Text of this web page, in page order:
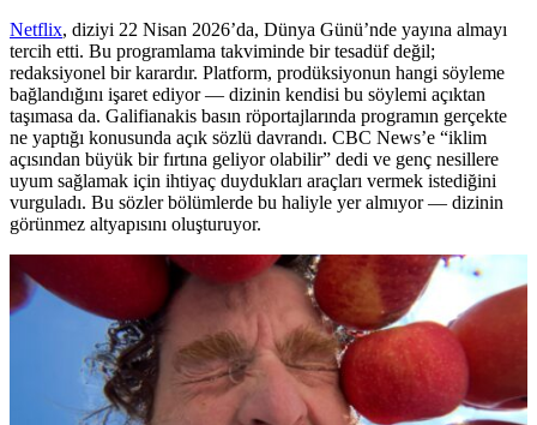
Netflix, diziyi 22 Nisan 2026’da, Dünya Günü’nde yayına almayı
tercih etti. Bu programlama takviminde bir tesadüf değil;
redaksiyonel bir karardır. Platform, prodüksiyonun hangi söyleme
bağlandığını işaret ediyor — dizinin kendisi bu söylemi açıktan
taşımasa da. Galifianakis basın röportajlarında programın gerçekte
ne yaptığı konusunda açık sözlü davrandı. CBC News’e “iklim
açısından büyük bir fırtına geliyor olabilir” dedi ve genç nesillere
uyum sağlamak için ihtiyaç duydukları araçları vermek istediğini
vurguladı. Bu sözler bölümlerde bu haliyle yer almıyor — dizinin
görünmez altyapısını oluşturuyor.